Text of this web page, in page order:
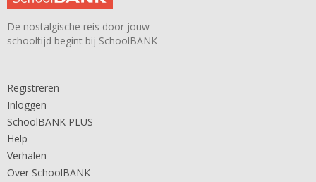
De nostalgische reis door jouw
schooltijd begint bij SchoolBANK
Registreren
Inloggen
SchoolBANK PLUS
Help
Verhalen
Over SchoolBANK